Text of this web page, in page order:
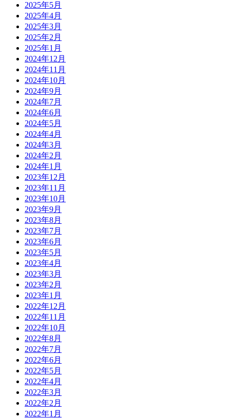
2025年5月
2025年4月
2025年3月
2025年2月
2025年1月
2024年12月
2024年11月
2024年10月
2024年9月
2024年7月
2024年6月
2024年5月
2024年4月
2024年3月
2024年2月
2024年1月
2023年12月
2023年11月
2023年10月
2023年9月
2023年8月
2023年7月
2023年6月
2023年5月
2023年4月
2023年3月
2023年2月
2023年1月
2022年12月
2022年11月
2022年10月
2022年8月
2022年7月
2022年6月
2022年5月
2022年4月
2022年3月
2022年2月
2022年1月